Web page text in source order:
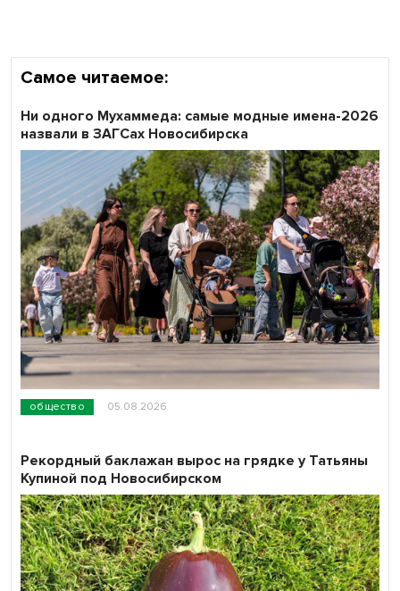
Самое читаемое:
общество 05.08.2026
Ни одного Мухаммеда: самые модные имена-2026
назвали в ЗАГСах Новосибирска
Рекордный баклажан вырос на грядке у Татьяны
Купиной под Новосибирском